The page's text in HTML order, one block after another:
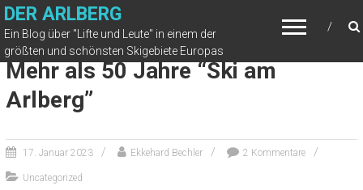
DER ARLBERG
Ein Blog über "Lifte und Leute" in einem der
größten und schönsten Skigebiete Europas
Mehr als 50 Jahre “Ski am
Arlberg”
17. Januar 2023 Ekkehard Bechler 2 Kommentare
Uncategorized